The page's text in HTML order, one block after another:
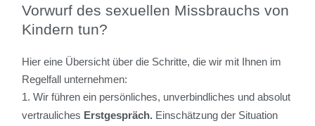
Vorwurf des sexuellen Missbrauchs von
Kindern tun?
Hier eine Übersicht über die Schritte, die wir mit Ihnen im
Regelfall unternehmen:
Wir führen ein persönliches, unverbindliches und absolut
vertrauliches Erstgespräch. Einschätzung der Situation